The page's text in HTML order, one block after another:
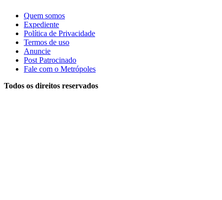
Quem somos
Expediente
Política de Privacidade
Termos de uso
Anuncie
Post Patrocinado
Fale com o Metrópoles
Todos os direitos reservados